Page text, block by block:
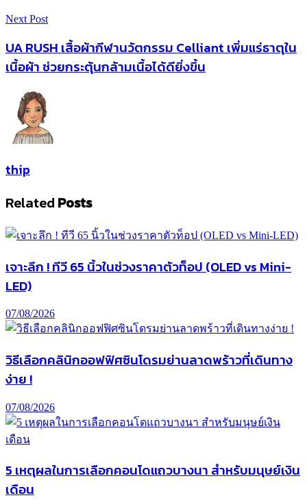
Next Post
UA RUSH เสื้อผ้ากีฬานวัตกรรม Celliant เพิ่มแร่ธาตุใน
เนื้อผ้า ช่วยกระตุ้นกล้ามเนื้อได้ดียิ่งขึ้น
thip
Related Posts
เจาะลึก ! ทีวี 65 นิ้วในช่วงราคาตัวท็อป (OLED vs Mini-
LED)
07/08/2026
วิธีเลือกคลินิกออฟฟิศซินโดรมย่านลาดพร้าวที่เดินทาง
ง่าย !
07/08/2026
5 เหตุผลในการเลือกคอนโดแถวบางนา สำหรับมนุษย์เงิน
เดือน